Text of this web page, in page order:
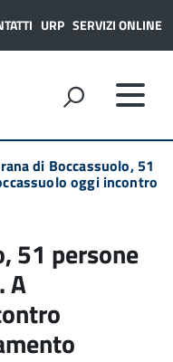
URP SERVIZI ONLINE
di Boccassuolo, 51
oggi incontro
51 persone
A